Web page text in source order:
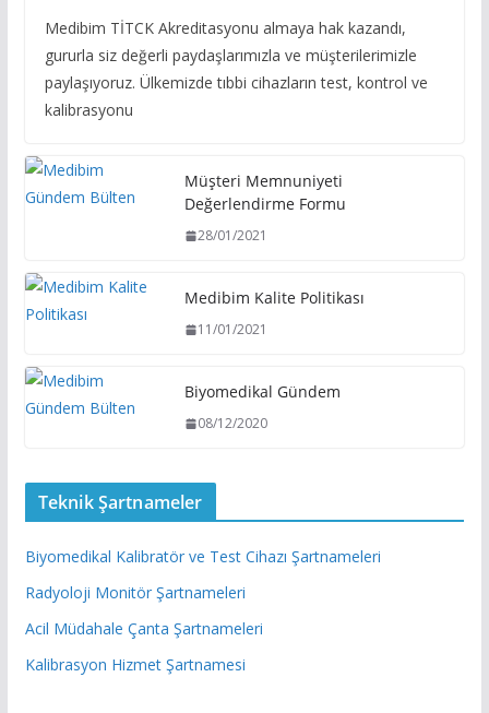
Medibim TİTCK Akreditasyonu almaya hak kazandı,
gururla siz değerli paydaşlarımızla ve müşterilerimizle
paylaşıyoruz. Ülkemizde tıbbi cihazların test, kontrol ve
kalibrasyonu
Müşteri Memnuniyeti
Değerlendirme Formu
28/01/2021
Medibim Kalite Politikası
11/01/2021
Biyomedikal Gündem
08/12/2020
Teknik Şartnameler
Biyomedikal Kalibratör ve Test Cihazı Şartnameleri
Radyoloji Monitör Şartnameleri
Acil Müdahale Çanta Şartnameleri
Kalibrasyon Hizmet Şartnamesi